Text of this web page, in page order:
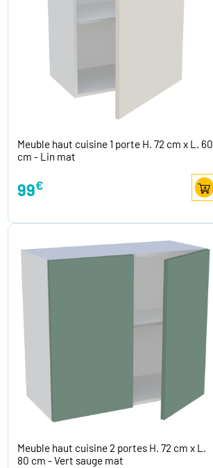
Meuble haut cuisine 1 porte H. 72 cm x L. 60
cm - Lin mat
99€
Meuble haut cuisine 2 portes H. 72 cm x L.
80 cm - Vert sauge mat